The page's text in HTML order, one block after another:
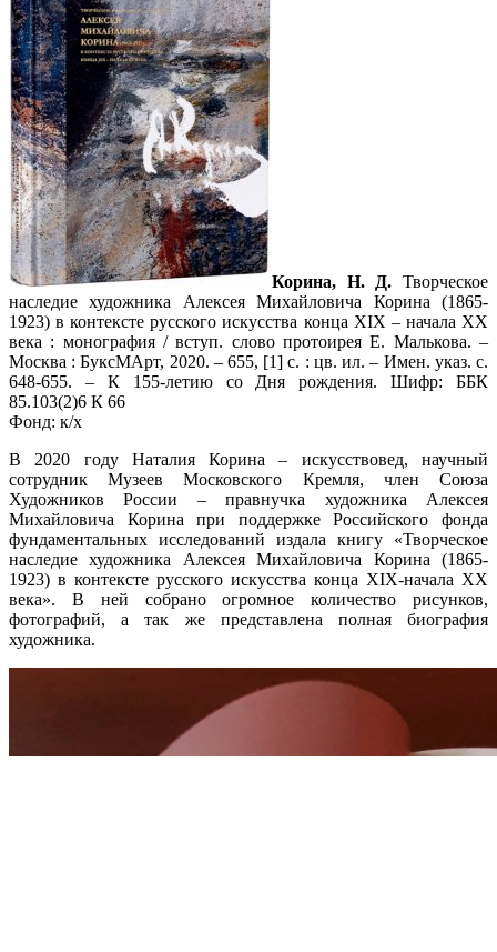
Корина, Н. Д. Творческое
наследие художника Алексея Михайловича Корина (1865-
1923) в контексте русского искусства конца XIX – начала XX
века : монография / вступ. слово протоирея Е. Малькова. –
Москва : БуксМАрт, 2020. – 655, [1] с. : цв. ил. – Имен. указ. с.
648-655. – К 155-летию со Дня рождения. Шифр: ББК
85.103(2)6 К 66
Фонд: к/х
В 2020 году Наталия Корина – искусствовед, научный
сотрудник Музеев Московского Кремля, член Союза
Художников России – правнучка художника Алексея
Михайловича Корина при поддержке Российского фонда
фундаментальных исследований издала книгу «Творческое
наследие художника Алексея Михайловича Корина (1865-
1923) в контексте русского искусства конца XIX-начала XX
века». В ней собрано огромное количество рисунков,
фотографий, а так же представлена полная биография
художника.